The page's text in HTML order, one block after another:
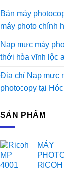
Bán máy
máy photo chính
Nạp mực máy
thới hòa vĩnh lộc a
Địa chỉ Nạp mực
photocopy tại
SẢN PHẨM
MÁY